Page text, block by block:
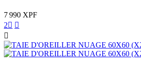
7 990 XPF
2 
